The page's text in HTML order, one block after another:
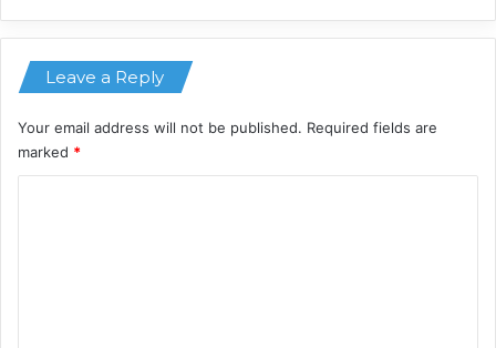
Leave a Reply
Your email address will not be published. Required fields are
marked *